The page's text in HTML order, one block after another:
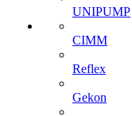
UNIPUMP
CIMM
Reflex
Gekon